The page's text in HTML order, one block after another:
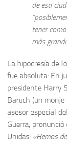
de esa
tener
más
La hipocresía de
fue absoluta: En
presidente Harry
Baruch (un
asesor especial
Guerra,
Unidas: «Hemos